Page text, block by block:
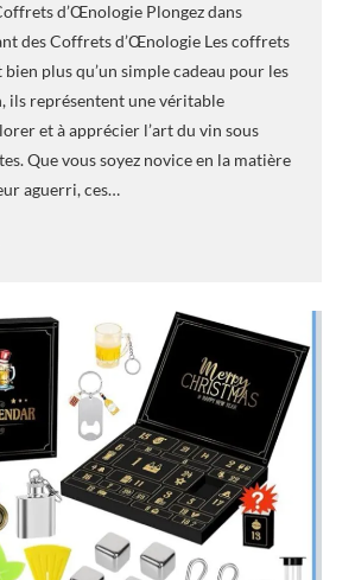
d’Œnologie Plongez dans
des Coffrets d’Œnologie Les coffrets
plus qu’un simple cadeau pour les
ils représentent une véritable
et à apprécier l’art du vin sous
Que vous soyez novice en la matière
aguerri, ces…